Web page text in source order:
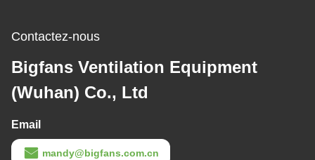
Contactez-nous
Bigfans Ventilation Equipment
(Wuhan) Co., Ltd
Email
mandy@bigfans.com.cn